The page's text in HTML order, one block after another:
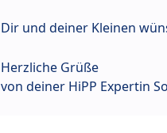
Dir und deiner Kleinen
Herzliche Grüße
von deiner HiPP Expertin